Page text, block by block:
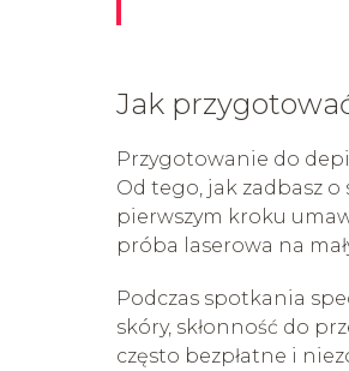
Jak
Przygotowanie do
Od tego, jak zadbasz
pierwszym kroku
próba laserowa na
Podczas spotkania
skóry, skłonność do
często bezpłatne i